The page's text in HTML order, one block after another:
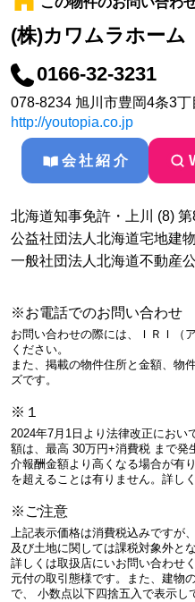
(株)カワムラホーム
0166-32-3231
078-8234 旭川市豊岡4条3丁
http://youtopia.co.jp
会社紹介
北海道知事免許・上川 (8)
公益社団法人北海道宅地建
一般社団法人北海道不動産
※お電話でのお問い合わせ
お問い合わせの際には、ＩＲＩ（
ください。
また、掲載の物件住所と金額、物
ズです。
※１
2024年7月1日より法律改正におい
額は、最高 30万円+消費税 まで発
介報酬金額より高くなる場合が有
を超えることは有りません。詳し
※ご注意
上記表示価格は消費税込みですが
及び土地に関しては課税対象外とな
詳しくは取扱店にいお問い合わせ
元付の取引態様です。また、建物
で、 小数点以下四捨五入で表示し